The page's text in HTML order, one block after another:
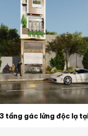
tầng gác lửng độc lạ